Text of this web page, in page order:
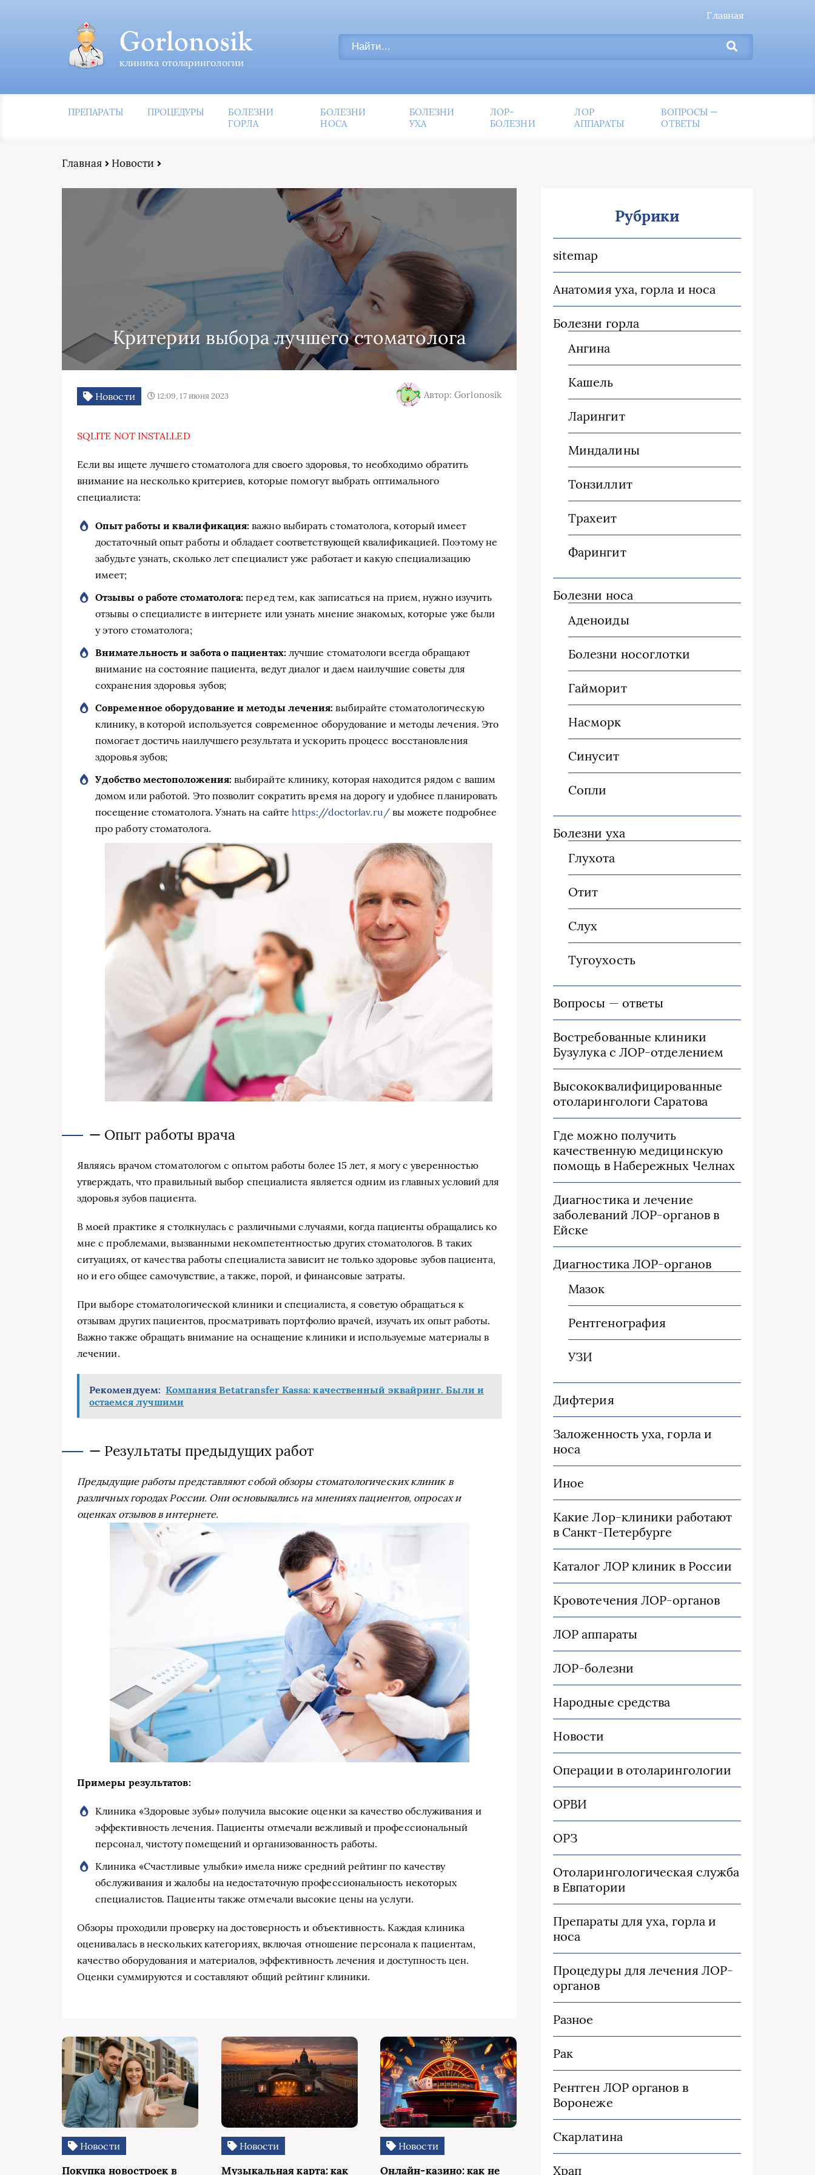
Главная
Gorlonosik
клиника отоларингологии
ПРЕПАРАТЫ ПРОЦЕДУРЫ
БОЛЕЗНИ
ГОРЛА
БОЛЕЗНИ
НОСА
БОЛЕЗНИ
УХА
ЛОР-
БОЛЕЗНИ
ЛОР
АППАРАТЫ
ВОПРОСЫ —
ОТВЕТЫ
Главная Новости
Критерии выбора лучшего стоматолога
Новости 12:09, 17 июня 2023 Автор: Gorlonosik
SQLITE NOT INSTALLED
Если вы ищете лучшего стоматолога для своего здоровья, то необходимо обратить
внимание на несколько критериев, которые помогут выбрать оптимального
специалиста:
Опыт работы и квалификация: важно выбирать стоматолога, который имеет
достаточный опыт работы и обладает соответствующей квалификацией. Поэтому не
забудьте узнать, сколько лет специалист уже работает и какую специализацию
имеет;
Отзывы о работе стоматолога: перед тем, как записаться на прием, нужно изучить
отзывы о специалисте в интернете или узнать мнение знакомых, которые уже были
у этого стоматолога;
Внимательность и забота о пациентах: лучшие стоматологи всегда обращают
внимание на состояние пациента, ведут диалог и даем наилучшие советы для
сохранения здоровья зубов;
Современное оборудование и методы лечения: выбирайте стоматологическую
клинику, в которой используется современное оборудование и методы лечения. Это
помогает достичь наилучшего результата и ускорить процесс восстановления
здоровья зубов;
Удобство местоположения: выбирайте клинику, которая находится рядом с вашим
домом или работой. Это позволит сократить время на дорогу и удобнее планировать
посещение стоматолога. Узнать на сайтеhttps://doctorlav.ru/вы можете подробнее
про работу стоматолога.
— Опыт работы врача
Являясь врачом стоматологом с опытом работы более 15 лет, я могу с уверенностью
утверждать, что правильный выбор специалиста является одним из главных условий для
здоровья зубов пациента.
В моей практике я столкнулась с различными случаями, когда пациенты обращались ко
мне с проблемами, вызванными некомпетентностью других стоматологов. В таких
ситуациях, от качества работы специалиста зависит не только здоровье зубов пациента,
но и его общее самочувствие, а также, порой, и финансовые затраты.
При выборе стоматологической клиники и специалиста, я советую обращаться к
отзывам других пациентов, просматривать портфолио врачей, изучать их опыт работы.
Важно также обращать внимание на оснащение клиники и используемые материалы в
лечении.
Рекомендуем: Компания Betatransfer Kassa: качественный эквайринг. Были и
остаемся лучшими
— Результаты предыдущих работ
Предыдущие работы представляют собой обзоры стоматологических клиник в
различных городах России. Они основывались на мнениях пациентов, опросах и
оценках отзывов в интернете.
Примеры результатов:
Клиника «Здоровые зубы» получила высокие оценки за качество обслуживания и
эффективность лечения. Пациенты отмечали вежливый и профессиональный
персонал, чистоту помещений и организованность работы.
Клиника «Счастливые улыбки» имела ниже средний рейтинг по качеству
обслуживания и жалобы на недостаточную профессиональность некоторых
специалистов. Пациенты также отмечали высокие цены на услуги.
Обзоры проходили проверку на достоверность и объективность. Каждая клиника
оценивалась в нескольких категориях, включая отношение персонала к пациентам,
качество оборудования и материалов, эффективность лечения и доступность цен.
Оценки суммируются и составляют общий рейтинг клиники.
Новости
Покупка новостроек в
Новости
Музыкальная карта: как
Новости
Онлайн-казино: как не
Рубрики
sitemap
Анатомия уха, горла и носа
Болезни горла
Ангина
Кашель
Ларингит
Миндалины
Тонзиллит
Трахеит
Фарингит
Болезни носа
Аденоиды
Болезни носоглотки
Гайморит
Насморк
Синусит
Сопли
Болезни уха
Глухота
Отит
Слух
Тугоухость
Вопросы — ответы
Востребованные клиники
Бузулука с ЛОР-отделением
Высококвалифицированные
отоларингологи Саратова
Где можно получить
качественную медицинскую
помощь в Набережных Челнах
Диагностика и лечение
заболеваний ЛОР-органов в
Ейске
Диагностика ЛОР-органов
Мазок
Рентгенография
УЗИ
Дифтерия
Заложенность уха, горла и
носа
Иное
Какие Лор-клиники работают
в Санкт-Петербурге
Каталог ЛОР клиник в России
Кровотечения ЛОР-органов
ЛОР аппараты
ЛОР-болезни
Народные средства
Новости
Операции в отоларингологии
ОРВИ
ОРЗ
Отоларингологическая служба
в Евпатории
Препараты для уха, горла и
носа
Процедуры для лечения ЛОР-
органов
Разное
Рак
Рентген ЛОР органов в
Воронеже
Скарлатина
Храп